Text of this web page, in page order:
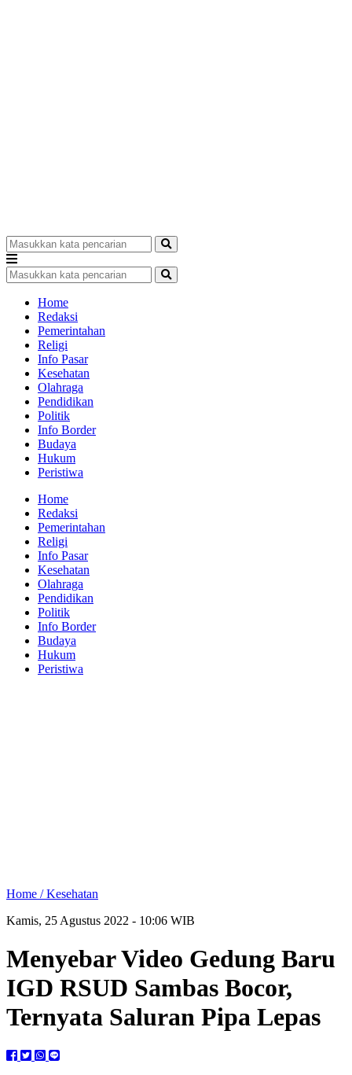
Home
Redaksi
Pemerintahan
Religi
Info Pasar
Kesehatan
Olahraga
Pendidikan
Politik
Info Border
Budaya
Hukum
Peristiwa
Home
Redaksi
Pemerintahan
Religi
Info Pasar
Kesehatan
Olahraga
Pendidikan
Politik
Info Border
Budaya
Hukum
Peristiwa
Home /Kesehatan
Kamis, 25 Agustus 2022 - 10:06 WIB
Menyebar Video Gedung Baru
IGD RSUD Sambas Bocor,
Ternyata Saluran Pipa Lepas